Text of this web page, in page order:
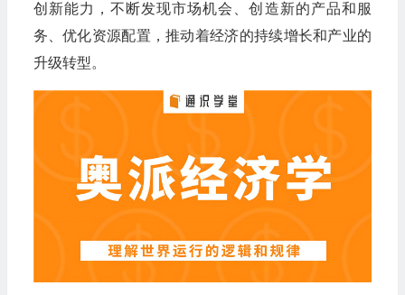
创新能力，不断发现市场机会、创造新的产品和服
务、优化资源配置，推动着经济的持续增长和产业的
升级转型。